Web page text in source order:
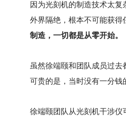
因为光刻机的制造技术太
外界隔绝，根本不可能获得
制造，一切都是从零开始。
虽然徐端颐和团队成员过
可贵的是，当时没有一分钱
徐端颐团队从光刻机干涉仪